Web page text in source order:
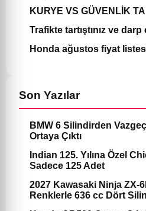
KURYE VS GÜVENLİK
Trafikte tartıştınız ve
Honda ağustos fiyat
Son Yazılar
BMW 6 Silindirden
Ortaya Çıktı
Indian 125. Yılına Özel
Sadece 125 Adet
2027 Kawasaki Ninja ZX-
Renklerle 636 cc Dört